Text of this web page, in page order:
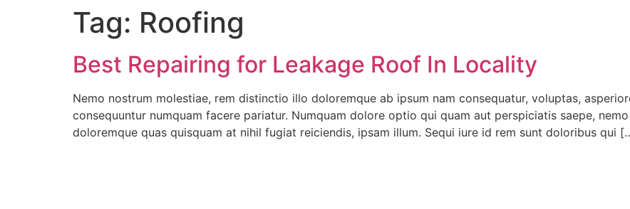
Tag: Roofing
Best Repairing for Leakage Roof In Locality
Nemo nostrum molestiae, rem distinctio illo doloremque ab ipsum nam consequatur, voluptas,
consequuntur numquam facere pariatur. Numquam dolore optio qui quam aut perspiciatis saepe,
doloremque quas quisquam at nihil fugiat reiciendis, ipsam illum. Sequi iure id rem sunt doloribus qui